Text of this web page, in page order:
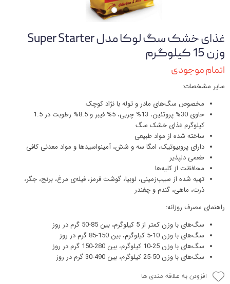
غذای خشک سگ لوکا مدل Super Starter
وزن 15 کیلوگرم
اتمام موجودی
سایر مشخصات:
مخصوص سگ‌های مادر و توله با نژاد کوچک
حاوی 30% پروتئین، 13% چربی، 5% فیبر و 8.5% رطوبت در 1.5
کیلوگرم غذای خشک سگ
ساخته شده از مواد طبیعی
دارای پروبیوتیک، امگا سه و شش، آمینواسید‌ها و مواد معدنی کافی
طعمی دلپذیر
محافظت از کلیه‌ها
تهیه شده از سیب‌زمینی، لوبیا، گوشت قرمز، فیله‌ی مرغ، برنج، جگر،
ذرت، ماهی، گندم و چغندر
راهنمای مصرف روزانه:
سگ‌های با وزن کمتر از 5 کیلوگرم، بین 85-50 گرم در روز
سگ‌های با وزن 10-5 کیلوگرم، بین 150-85 گرم در روز
سگ‌های با وزن 25-10 کیلوگرم، بین 280-150 گرم در روز
سگ‌های با وزن 50-25 کیلوگرم، بین 490-30 گرم در روز
افزودن به علاقه مندی ها